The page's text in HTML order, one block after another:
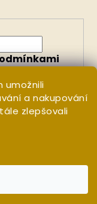
umožnili
a nakupování
zlepšovali